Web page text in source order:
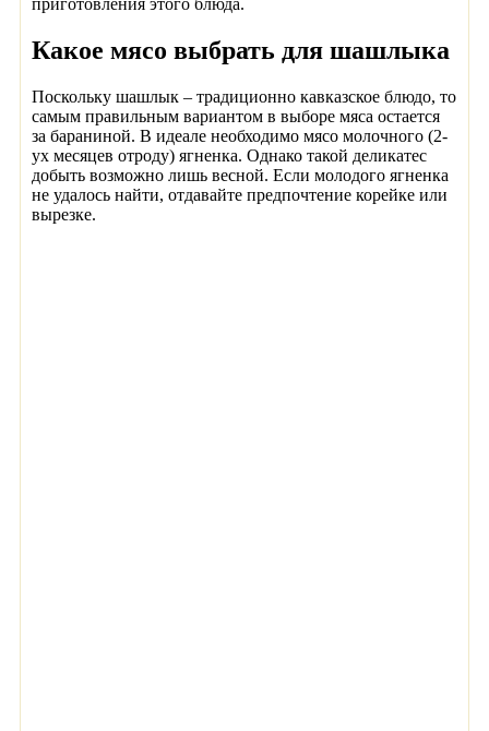
Какое мясо выбрать для шашлыка
Поскольку шашлык – традиционно кавказское блюдо, то
самым правильным вариантом в выборе мяса остается
за бараниной. В идеале необходимо мясо молочного (2-
ух месяцев отроду) ягненка. Однако такой деликатес
добыть возможно лишь весной. Если молодого ягненка
не удалось найти, отдавайте предпочтение корейке или
вырезке.